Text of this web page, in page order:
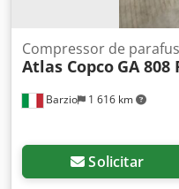
Barzio 1 616 km
Compressor de
Atlas Copco GA 808
Solicitar